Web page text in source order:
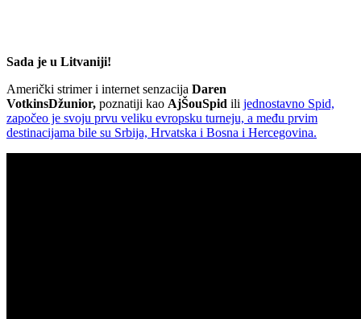
Sada je u Litvaniji!
Američki strimer i internet senzacija Daren
VotkinsDžunior, poznatiji kao AjŠouSpid ili jednostavno Spid,
započeo je svoju prvu veliku evropsku turneju, a među prvim
destinacijama bile su Srbija, Hrvatska i Bosna i Hercegovina.